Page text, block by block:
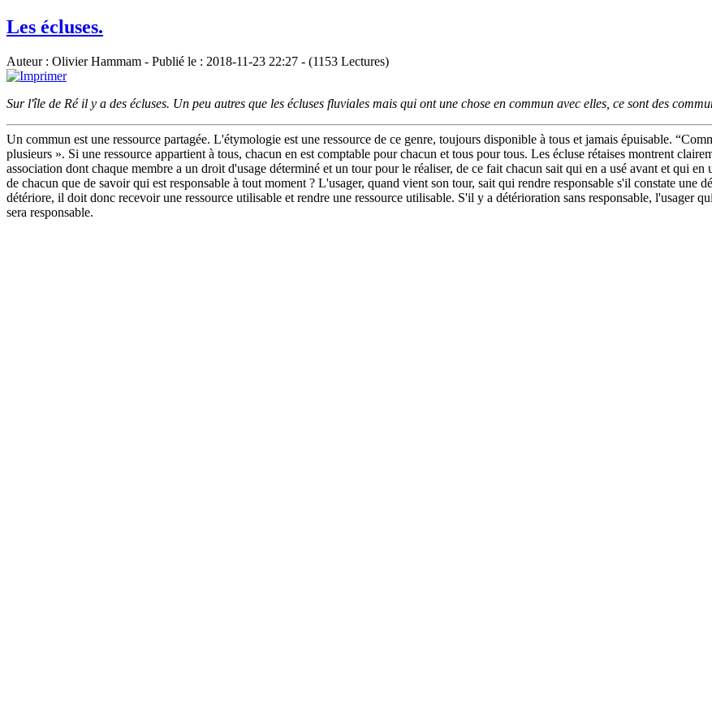
Les écluses.
Auteur : Olivier Hammam - Publié le : 2018-11-23 22:27 - (1153 Lectures)
Sur l'île de Ré il y a des écluses. Un peu autres que les écluses fluviales mais qui ont une chose en commun avec elles, ce sont des
Un commun est une ressource partagée. L'étymologie est une ressource de ce genre, toujours disponible à tous et jamais épuisable.
plusieurs ». Si une ressource appartient à tous, chacun en est comptable pour chacun et tous pour tous. Les écluse rétaises montrent
association dont chaque membre a un droit d'usage déterminé et un tour pour le réaliser, de ce fait chacun sait qui en a usé avant et qui
de chacun que de savoir qui est responsable à tout moment ? L'usager, quand vient son tour, sait qui rendre responsable s'il constate une
détériore, il doit donc recevoir une ressource utilisable et rendre une ressource utilisable. S'il y a détérioration sans responsable, l'usager
sera responsable.